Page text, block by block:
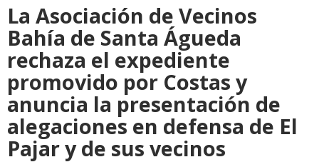
La Asociación de Vecinos
Bahía de Santa Águeda
rechaza el expediente
promovido por Costas y
anuncia la presentación de
alegaciones en defensa de El
Pajar y de sus vecinos